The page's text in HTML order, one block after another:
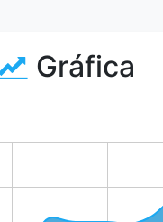
Gráfica